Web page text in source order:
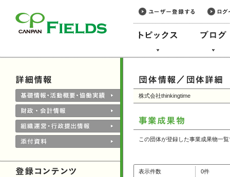
株式会社thinkingtime
この団体が登録した事業成果物一
表示件数 0件